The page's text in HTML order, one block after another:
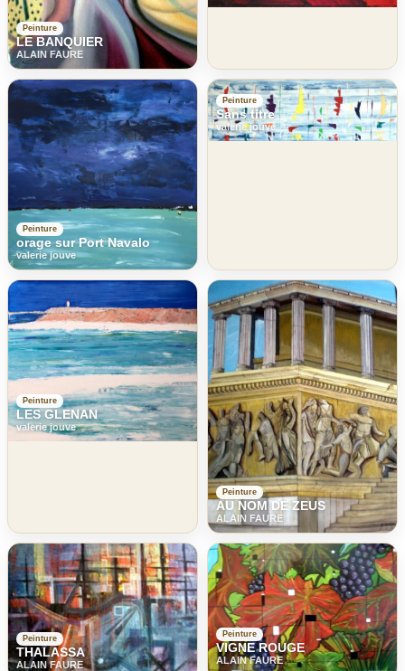
Peinture
LE BANQUIER
ALAIN FAURE
Peinture
orage sur Port Navalo
valerie jouve
Peinture
Sans titre
valerie jouve
Peinture
LES GLENAN
valerie jouve
Peinture
AU NOM DE ZEUS
ALAIN FAURE
Peinture
THALASSA
ALAIN FAURE
Peinture
VIGNE ROUGE
ALAIN FAURE